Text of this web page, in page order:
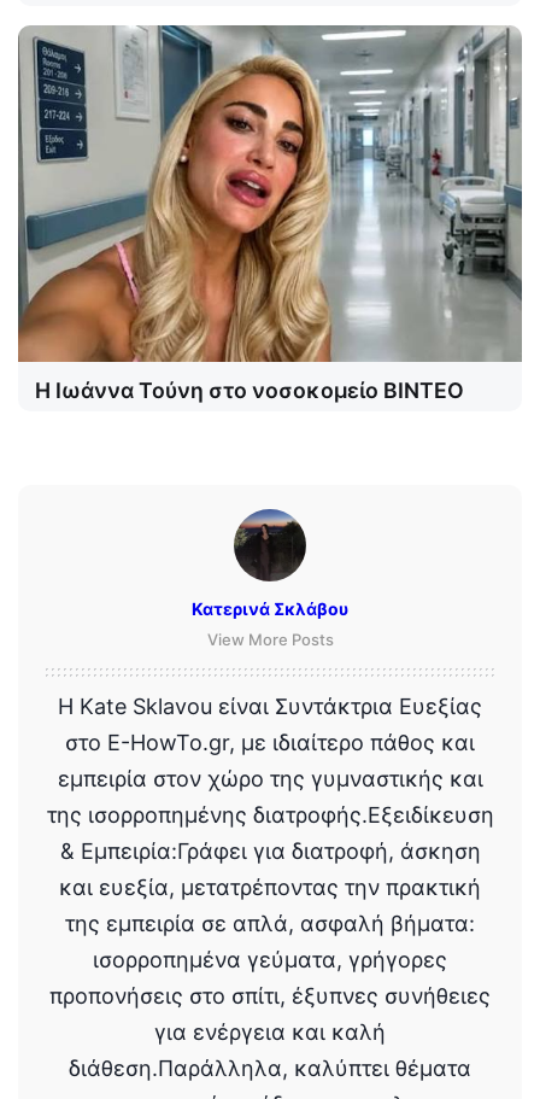
Η Ιωάννα Τούνη στο νοσοκομείο ΒΙΝΤΕΟ
Κατερινά Σκλάβου
View More Posts
Η Kate Sklavou είναι Συντάκτρια Ευεξίας
στο E-HowTo.gr, με ιδιαίτερο πάθος και
εμπειρία στον χώρο της γυμναστικής και
της ισορροπημένης διατροφής.Εξειδίκευση
& Εμπειρία:Γράφει για διατροφή, άσκηση
και ευεξία, μετατρέποντας την πρακτική
της εμπειρία σε απλά, ασφαλή βήματα:
ισορροπημένα γεύματα, γρήγορες
προπονήσεις στο σπίτι, έξυπνες συνήθειες
για ενέργεια και καλή
διάθεση.Παράλληλα, καλύπτει θέματα